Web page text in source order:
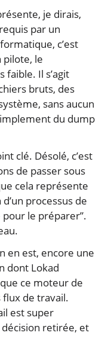
je dirais,
par un
c’est
pilote, le
Il s’agit
bruts, des
sans aucun
du dump
clé. Désolé, c’est
de passer sous
cela représente
processus de
le préparer”.
en est, encore une
dont Lokad
ce moteur de
flux de travail.
est super
retirée, et